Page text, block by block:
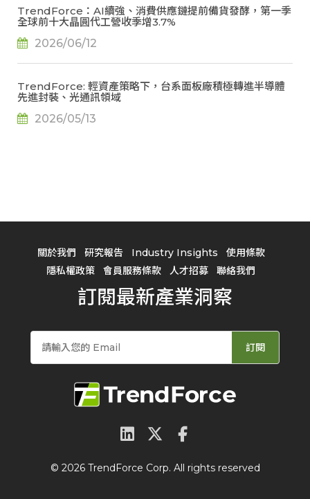
TrendForce：AI續強、消費供應鏈提前備貨發酵，第一季
全球前十大晶圓代工營收季增3.7%
2026/06/12
TrendForce: 輕資產策略下，台系面板廠積極轉進半導體
先進封裝、光通訊領域
2026/05/13
關於我們 研究報告 Industry Insights
使用條款
隱私權政策
會員服務條款 人才招募 聯絡我們
訂閱最新產業洞察
訂閱
© 2026 TrendForce Corp. All rights reserved